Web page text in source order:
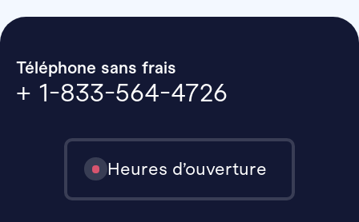
Téléphone sans frais
+ 1-833-564-4726
Heures d’ouverture